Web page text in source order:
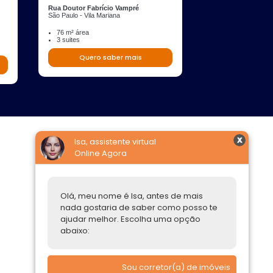
Rua Doutor Fabrício Vampré
São Paulo - Vila Mariana
76 m² área
3 suites
Quero saber mais
Isa, assistente virtual
Online Agora
Olá, meu nome é Isa, antes de mais
nada gostaria de saber como posso te
ajudar melhor. Escolha uma opção
abaixo:
Sou corretor(a) de imóveis
Construtoras
Comprar ou alugar
Quero Comprar